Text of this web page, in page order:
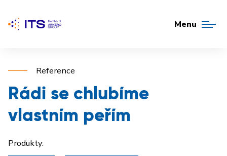
Menu
Reference
Rádi se chlubíme
vlastním peřím
Produkty: